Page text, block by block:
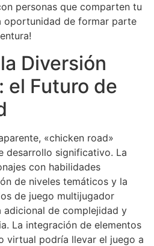
personas que comparten tu
oportunidad de formar parte
Diversión
el Futuro de
«chicken road»
desarrollo significativo. La
con habilidades
de niveles temáticos y la
de juego multijugador
adicional de complejidad y
La integración de elementos
virtual podría llevar el juego a